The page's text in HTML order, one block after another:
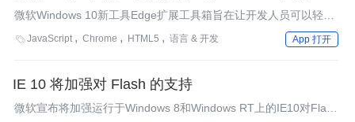
Edge
微软Windows 10新工具Edge扩展工具箱旨在让开发人员可以轻松
地将Chrome扩展转换为微软Edge扩展。
JavaScript Chrome HTML5 语言 & 开发 App 打开
IE 10 将加强对 Flash 的支持
微软宣布将加强运行于Windows 8和Windows RT上的IE10对Flash